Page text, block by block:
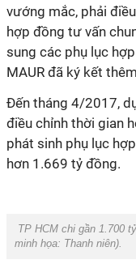
vướng mắc, phải
hợp đồng tư vấn
sung các phụ lục
MAUR đã ký kết
Đến tháng 4/2017,
điều chỉnh thời gian
phát sinh phụ lục
hơn 1.669 tỷ đồng.
TP HCM chi gần 1.700
minh họa: Thanh niên).